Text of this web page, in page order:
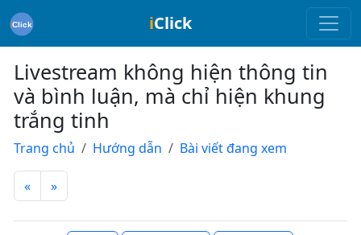
iClick
Livestream không hiện thông tin
và bình luận, mà chỉ hiện khung
trắng tinh
Trang chủ Hướng dẫn Bài viết đang xem
« »